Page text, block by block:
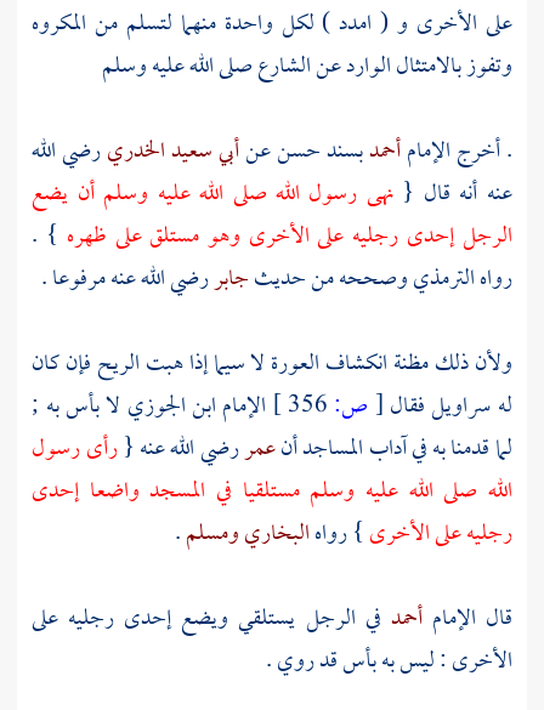
على الأخرى و ( امدد ) لكل واحدة منهما لتسلم من المكروه
وتفوز بالامتثال الوارد عن الشارع صلى الله عليه وسلم
. أخرج الإمامأحمدبسند حسن عنأبي سعيد الخدريرضي الله
عنه أنه قال {نهى رسول الله صلى الله عليه وسلم أن يضع
الرجل إحدى رجليه على الأخرى وهو مستلق على ظهره } .
رواهالترمذيوصححه من حديثجابررضي الله عنه مرفوعا .
ولأن ذلك مظنة انكشاف العورة لا سيما إذا هبت الريح فإن كان
له سراويل فقال[ص: الإمامابن الجوزي لا بأس به ;
لما قدمنا به في آداب المساجد أنعمررضي الله عنه {رأى رسول
الله صلى الله عليه وسلم مستلقيا في المسجد واضعا إحدى
رجليه على الأخرى} رواهالبخاريومسلم.
قال الإمامأحمد في الرجل يستلقي ويضع إحدى رجليه على
الأخرى : ليس به بأس قد روي .